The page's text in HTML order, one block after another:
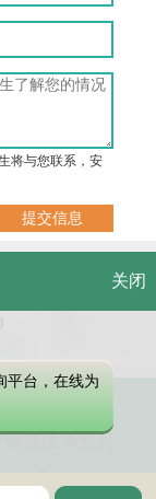
将与您联系，安
放大道479号
风医院
遵医师意见
关闭
平台，在线为